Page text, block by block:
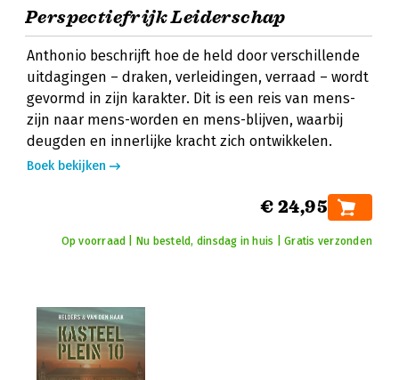
Perspectiefrijk Leiderschap
Anthonio beschrijft hoe de held door verschillende
uitdagingen – draken, verleidingen, verraad – wordt
gevormd in zijn karakter. Dit is een reis van mens-
zijn naar mens-worden en mens-blijven, waarbij
deugden en innerlijke kracht zich ontwikkelen.
Boek bekijken
€ 24,95
Op voorraad | Nu besteld, dinsdag in huis | Gratis verzonden